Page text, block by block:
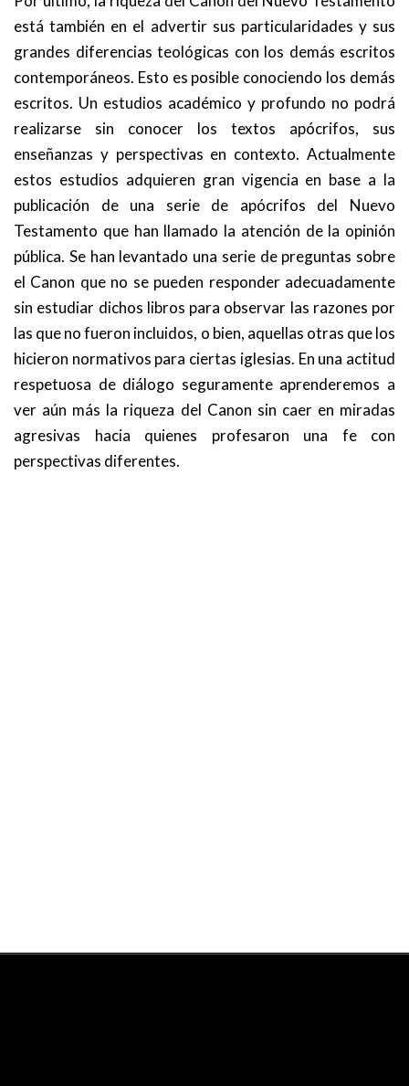
está también en el advertir sus particularidades y sus
grandes diferencias teológicas con los demás escritos
contemporáneos. Esto es posible conociendo los demás
escritos. Un estudios académico y profundo no podrá
realizarse sin conocer los textos apócrifos, sus
enseñanzas y perspectivas en contexto. Actualmente
estos estudios adquieren gran vigencia en base a la
publicación de una serie de apócrifos del Nuevo
Testamento que han llamado la atención de la opinión
pública. Se han levantado una serie de preguntas sobre
el Canon que no se pueden responder adecuadamente
sin estudiar dichos libros para observar las razones por
las que no fueron incluidos, o bien, aquellas otras que los
hicieron normativos para ciertas iglesias. En una actitud
respetuosa de diálogo seguramente aprenderemos a
ver aún más la riqueza del Canon sin caer en miradas
agresivas hacia quienes profesaron una fe con
perspectivas diferentes.